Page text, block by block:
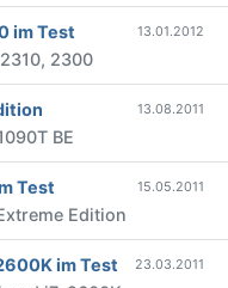
13.01.2012
im Test
2300
13.08.2011
BE
15.05.2011
Test
Edition
23.03.2011
im Test